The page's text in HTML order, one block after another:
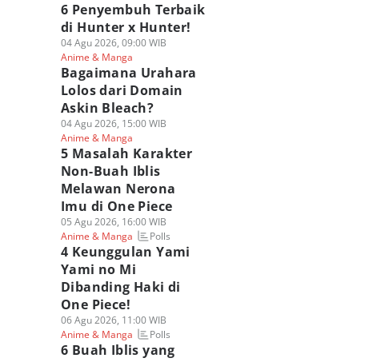
6 Penyembuh Terbaik
di Hunter x Hunter!
04 Agu 2026, 09:00 WIB
Anime & Manga
Bagaimana Urahara
Lolos dari Domain
Askin Bleach?
04 Agu 2026, 15:00 WIB
Anime & Manga
5 Masalah Karakter
Non-Buah Iblis
Melawan Nerona
Imu di One Piece
05 Agu 2026, 16:00 WIB
Anime & Manga
Polls
4 Keunggulan Yami
Yami no Mi
Dibanding Haki di
One Piece!
06 Agu 2026, 11:00 WIB
Anime & Manga
Polls
6 Buah Iblis yang